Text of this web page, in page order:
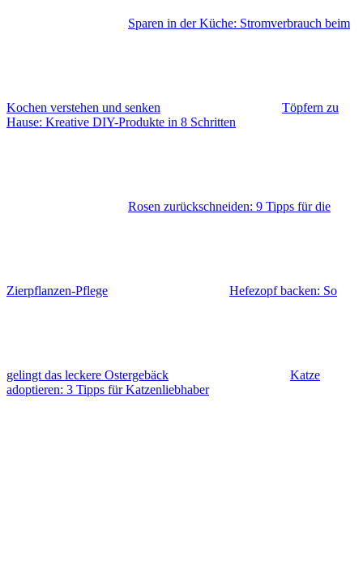
Sparen in der Küche: Stromverbrauch beim
Kochen verstehen und senken
Töpfern zu
Hause: Kreative DIY-Produkte in 8 Schritten
Rosen zurückschneiden: 9 Tipps für die
Zierpflanzen-Pflege Hefezopf backen: So
gelingt das leckere Ostergebäck
Katze
adoptieren: 3 Tipps für Katzenliebhaber